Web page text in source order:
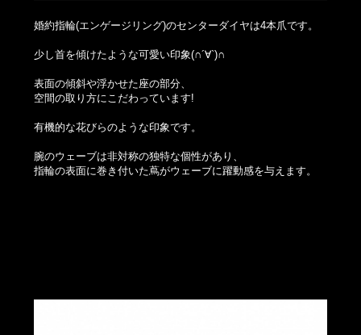
婚約指輪(エンゲージリング)のセンターダイヤは4本爪です。
少し首を傾けたような可愛い印象(∩´∀`)∩
表面の傾斜や浮かせた座の部分、
空間の取り方にこだわっています!
有機的な花びらのような印象です。
腕のウェーブは非対称の独特な個性があり、
指輪の表面に巻き付いた蔦がウェーブに躍動感を与えます。